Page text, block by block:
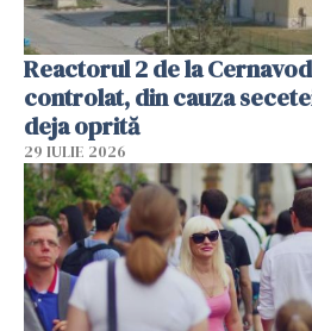
Reactorul 2 de la
controlat, din cauza
deja oprită
29 IULIE 2026